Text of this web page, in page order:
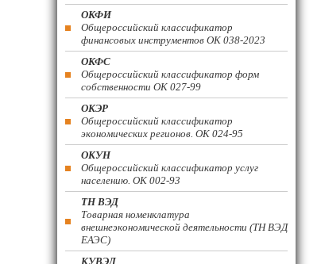
ОКФИ
Общероссийский классификатор
финансовых инструментов OK 038-2023
ОКФС
Общероссийский классификатор форм
собственности ОК 027-99
ОКЭР
Общероссийский классификатор
экономических регионов. ОК 024-95
ОКУН
Общероссийский классификатор услуг
населению. ОК 002-93
ТН ВЭД
Товарная номенклатура
внешнеэкономической деятельности (ТН ВЭД
ЕАЭС)
КУВЭД